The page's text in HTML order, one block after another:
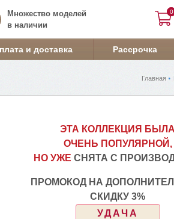
0
0
Множество моделей
в наличии
и доставка Рассрочка
Главная
ЭТА КОЛЛЕКЦИЯ БЫЛА
ОЧЕНЬ ПОПУЛЯРНОЙ,
НО УЖЕ СНЯТА С
ПРОМОКОД НА
СКИДКУ 3%
УДАЧА